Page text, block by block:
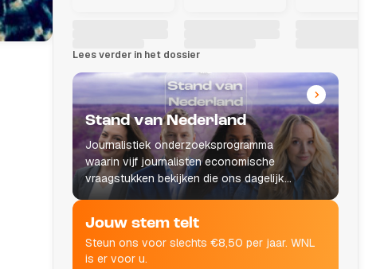
Lees verder in het dossier
Stand van Nederland
Journalistiek onderzoeksprogramma
waarin vijf journalisten economische
vraagstukken bekijken die ons dagelijks
leven raken.
Jouw stem telt
Steun ons voor slechts €8,50 per jaar. WNL
is er voor u.